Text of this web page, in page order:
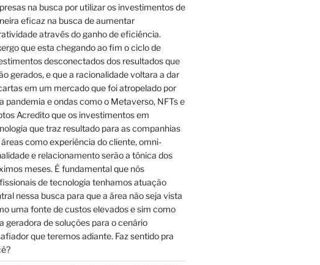
na busca por utilizar os investimentos de
eficaz na busca de aumentar
através do ganho de eficiência.
que esta chegando ao fim o ciclo de
desconectados dos resultados que
gerados, e que a racionalidade voltara a dar
em um mercado que foi atropelado por
pandemia e ondas como o Metaverso, NFTs e
Acredito que os investimentos em
que traz resultado para as companhias
como experiência do cliente, omni-
e relacionamento serão a tônica dos
meses. É fundamental que nós
de tecnologia tenhamos atuação
nessa busca para que a área não seja vista
uma fonte de custos elevados e sim como
geradora de soluções para o cenário
que teremos adiante. Faz sentido pra